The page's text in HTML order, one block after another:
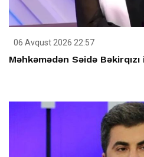
06 Avqust 2026 22:57
Məhkəmədən Səidə